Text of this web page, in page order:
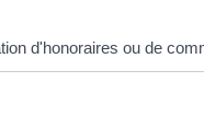
d'honoraires ou de